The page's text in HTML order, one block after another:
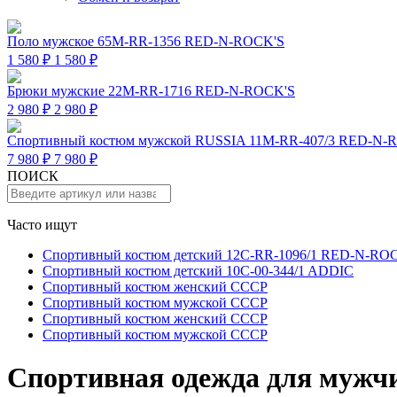
Поло мужское 65M-RR-1356 RED-N-ROCK'S
1 580 ₽ 1 580 ₽
Брюки мужские 22M-RR-1716 RED-N-ROCK'S
2 980 ₽ 2 980 ₽
Спортивный костюм мужской RUSSIA 11M-RR-407/3 RED-N-
7 980 ₽ 7 980 ₽
ПОИСК
Часто ищут
Спортивный костюм детский 12C-RR-1096/1 RED-N-
Спортивный костюм детский 10C-00-344/1 ADDIC
Спортивный костюм женский СССР
Спортивный костюм мужской СССР
Спортивный костюм женский СССР
Спортивный костюм мужской СССР
Спортивная одежда для